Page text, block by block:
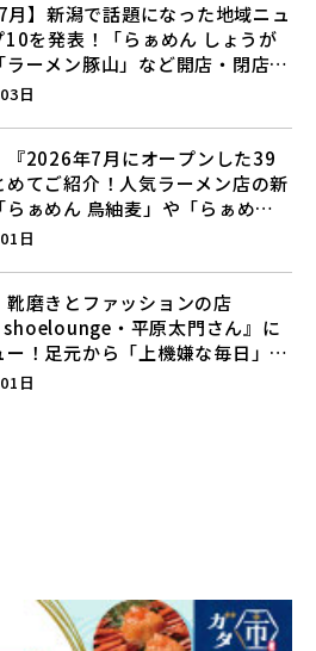
月】新潟で話題になった地域ニュ
10を発表！「らぁめん しょうが
ラーメン豚山」など開店・閉店の
ランキングでご紹介♪
日
『2026年7月にオープンした39
めてご紹介！人気ラーメン店の新
らぁめん 鳥紬麦」や「らぁめん
空」など盛りだくさん♪
日
靴磨きとファッションの店
shoelounge・平原太門さん』に
ー！足元から「上機嫌な毎日」を
提案とは？
日